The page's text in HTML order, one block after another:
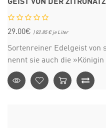
GEIST VON DER
29.00€ | 82.85 € je Liter
Sortenreiner Edelgeist von
nennt sie auch die